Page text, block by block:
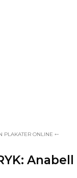
PLAKATER ONLINE ⤌